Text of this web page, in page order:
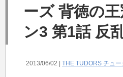
ーズ 背徳の
ン3 第1話 反
2013/06/02 | THE TUDORS チュ